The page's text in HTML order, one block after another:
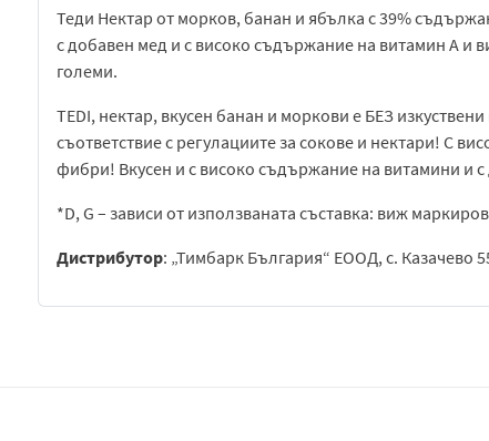
Теди Нектар от морков, банан и ябълка с 39%
с добавен мед и с високо съдържание на витамин А и
големи.
TEDI, нектар, вкусен банан и моркови е БЕЗ
съответствие с регулациите за сокове и нектари! С
фибри! Вкусен и с високо съдържание на витамини и
*D, G – зависи от използваната съставка: виж
Дистрибутор: „Тимбарк България“ ЕООД, с. Казачево